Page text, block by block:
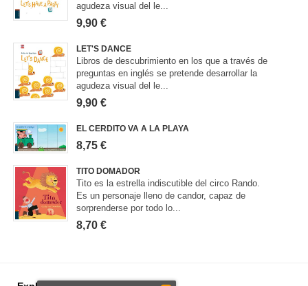
agudeza visual del le...
9,90 €
LET'S DANCE
Libros de descubrimiento en los que a través de
preguntas en inglés se pretende desarrollar la
agudeza visual del le...
9,90 €
EL CERDITO VA A LA PLAYA
8,75 €
TITO DOMADOR
Tito es la estrella indiscutible del circo Rando.
Es un personaje lleno de candor, capaz de
sorprenderse por todo lo...
8,70 €